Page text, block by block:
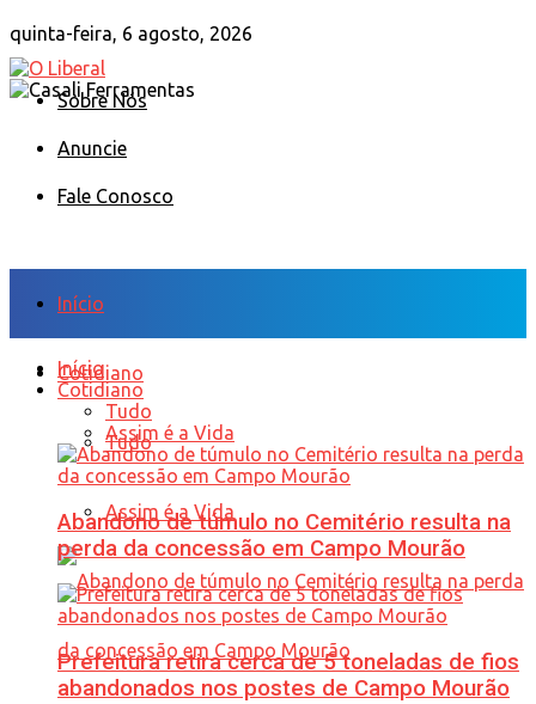
quinta-feira, 6 agosto, 2026
Sobre Nós
Anuncie
Fale Conosco
Início
Cotidiano
Tudo
Assim é a Vida
Início
Cotidiano
Tudo
Assim é a Vida
Abandono de túmulo no Cemitério resulta na
perda da concessão em Campo Mourão
Prefeitura retira cerca de 5 toneladas de fios
abandonados nos postes de Campo Mourão